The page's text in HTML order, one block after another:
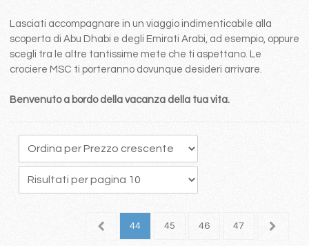
Lasciati accompagnare in un viaggio indimenticabile alla
scoperta di Abu Dhabi e degli Emirati Arabi, ad esempio, oppure
scegli tra le altre tantissime mete che ti aspettano. Le
crociere MSC ti porteranno dovunque desideri arrivare.
Benvenuto a bordo della vacanza della tua vita.
43 44 45 46 47 48